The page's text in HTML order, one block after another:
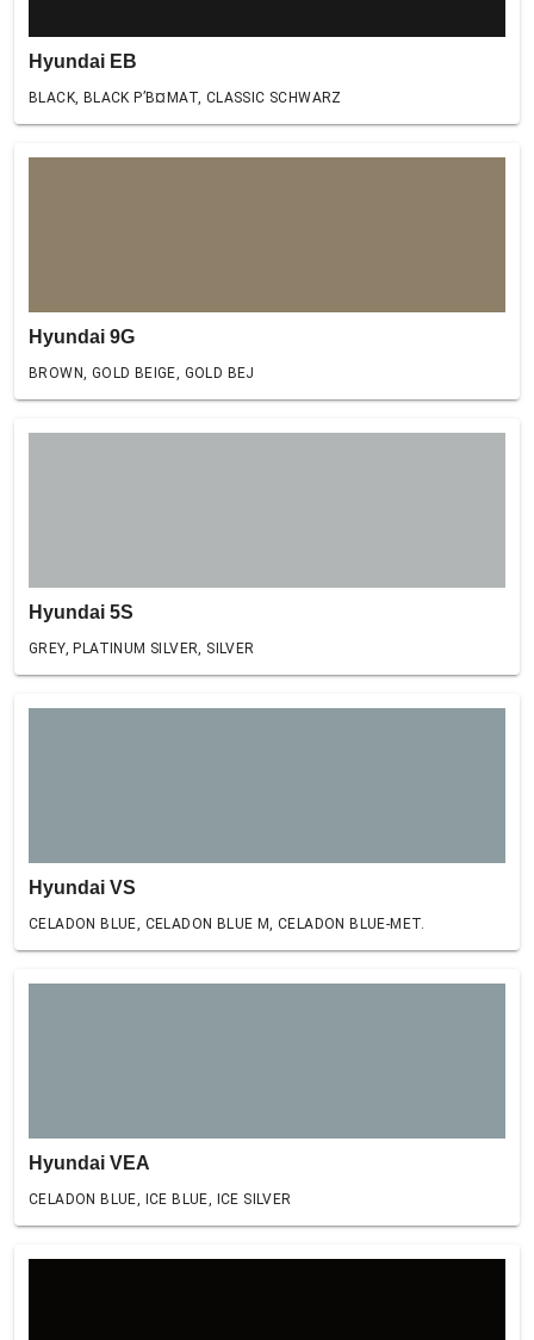
Hyundai EB
BLACK, BLACK Р’В¤MAT, CLASSIC SCHWARZ
Hyundai 9G
BROWN, GOLD BEIGE, GOLD BEJ
Hyundai 5S
GREY, PLATINUM SILVER, SILVER
Hyundai VS
CELADON BLUE, CELADON BLUE M, CELADON BLUE-MET.
Hyundai VEA
CELADON BLUE, ICE BLUE, ICE SILVER